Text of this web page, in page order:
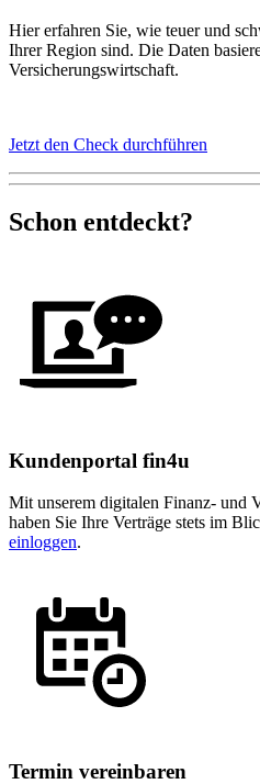
Hier erfahren Sie, wie teuer und
Ihrer Region sind. Die Daten
Versicherungswirtschaft.
Jetzt den Check durchführen
Schon entdeckt?
Kundenportal fin4u
Mit unserem digitalen Finanz- und
haben Sie Ihre Verträge stets im
einloggen.
Termin vereinbaren